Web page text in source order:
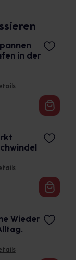
in der
Wieder